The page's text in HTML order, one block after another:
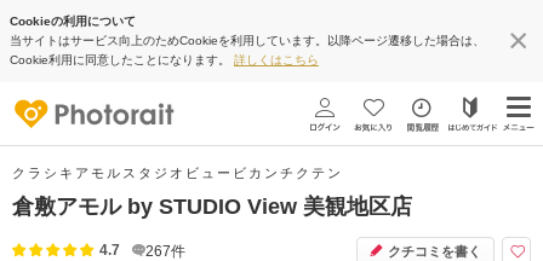
Cookieの利用について
当サイトはサービス向上のためCookieを利用しています。以降ページ遷移した場合は、
Cookie利用に同意したことになります。 詳しくはこちら
クラシキアモルスタジオビュービカンチクテン
倉敷アモル by STUDIO View 美観地区店
4.7 267件 クチコミを書く